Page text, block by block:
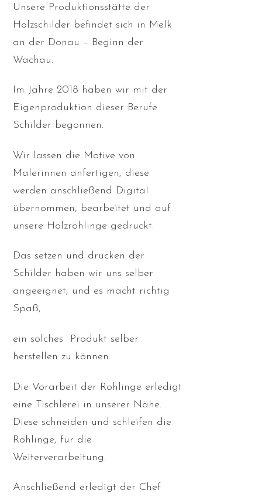
Unsere Produktionsstätte der
Holzschilder befindet sich in Melk
an der Donau – Beginn der
Wachau.
Im Jahre 2018 haben wir mit der
Eigenproduktion dieser Berufe
Schilder begonnen.
Wir lassen die Motive von
Malerinnen anfertigen, diese
werden anschließend Digital
übernommen, bearbeitet und auf
unsere Holzrohlinge gedruckt.
Das setzen und drucken der
Schilder haben wir uns selber
angeeignet, und es macht richtig
Spaß,
ein solches Produkt selber
herstellen zu können.
Die Vorarbeit der Rohlinge erledigt
eine Tischlerei in unserer Nähe.
Diese schneiden und schleifen die
Rohlinge, für die
Weiterverarbeitung.
Anschließend erledigt der Chef